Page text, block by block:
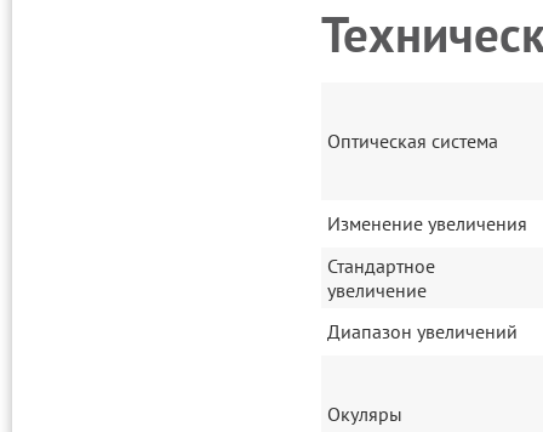
Оптическая система
Изменение увеличения
Стандартное
увеличение
Диапазон увеличений
Окуляры